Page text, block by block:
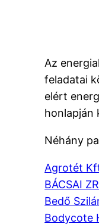
Az
feladatai
elért
honlapján
Néhány
Agrotét
BÁCSAI
Bedő
Bodycote